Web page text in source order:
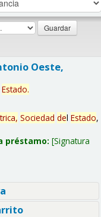
Oeste,
Estado.
Sociedad del Estado,
préstamo: Signatura